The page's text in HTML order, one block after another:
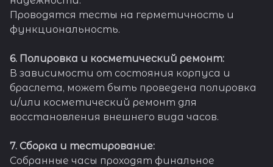
Проводятся тесты на герметичность и
функциональность.
6. Полировка и косметический ремонт:
В зависимости от состояния корпуса и
браслета, может быть проведена полировка
и/или косметический ремонт для
восстановления внешнего вида часов.
7. Сборка и тестирование:
Собранные часы проходят финальное